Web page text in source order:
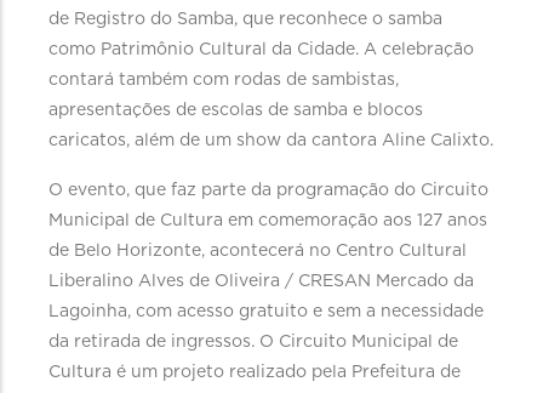
de Registro do Samba, que reconhece o samba
como Patrimônio Cultural da Cidade. A celebração
contará também com rodas de sambistas,
apresentações de escolas de samba e blocos
caricatos, além de um show da cantora Aline Calixto.
O evento, que faz parte da programação do Circuito
Municipal de Cultura em comemoração aos 127 anos
de Belo Horizonte, acontecerá no Centro Cultural
Liberalino Alves de Oliveira / CRESAN Mercado da
Lagoinha, com acesso gratuito e sem a necessidade
da retirada de ingressos. O Circuito Municipal de
Cultura é um projeto realizado pela Prefeitura de